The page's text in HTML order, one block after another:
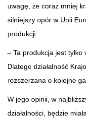
uwagę, że coraz mniej
silniejszy opór w Unii
produkcji.
– Ta produkcja jest tylko
Dlatego działalność
rozszerzana o kolejne
W jego opinii, w
działalności, będzie